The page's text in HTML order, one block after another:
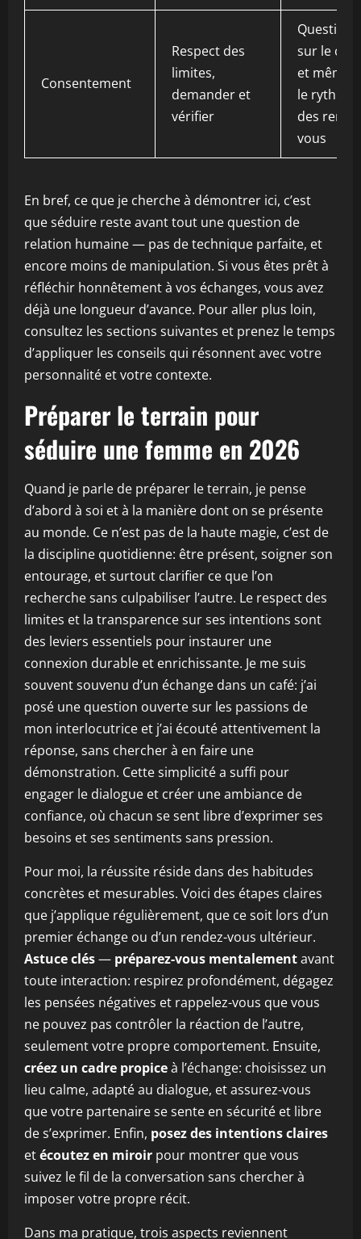
Consentement
Respect des
limites,
demander et
vérifier
sur le
et même
le rythme
des
vous
En bref, ce que je cherche à démontrer ici, c’est
que séduire reste avant tout une question de
relation humaine — pas de technique parfaite, et
encore moins de manipulation. Si vous êtes prêt à
réfléchir honnêtement à vos échanges, vous avez
déjà une longueur d’avance. Pour aller plus loin,
consultez les sections suivantes et prenez le temps
d’appliquer les conseils qui résonnent avec votre
personnalité et votre contexte.
Préparer le terrain pour
séduire une femme en 2026
Quand je parle de préparer le terrain, je pense
d’abord à soi et à la manière dont on se présente
au monde. Ce n’est pas de la haute magie, c’est de
la discipline quotidienne: être présent, soigner son
entourage, et surtout clarifier ce que l’on
recherche sans culpabiliser l’autre. Le respect des
limites et la transparence sur ses intentions sont
des leviers essentiels pour instaurer une
connexion durable et enrichissante. Je me suis
souvent souvenu d’un échange dans un café: j’ai
posé une question ouverte sur les passions de
mon interlocutrice et j’ai écouté attentivement la
réponse, sans chercher à en faire une
démonstration. Cette simplicité a suffi pour
engager le dialogue et créer une ambiance de
confiance, où chacun se sent libre d’exprimer ses
besoins et ses sentiments sans pression.
Pour moi, la réussite réside dans des habitudes
concrètes et mesurables. Voici des étapes claires
que j’applique régulièrement, que ce soit lors d’un
premier échange ou d’un rendez-vous ultérieur.
Astuce clés— préparez-vous mentalementavant
toute interaction: respirez profondément, dégagez
les pensées négatives et rappelez-vous que vous
ne pouvez pas contrôler la réaction de l’autre,
seulement votre propre comportement. Ensuite,
créez un cadre propiceà l’échange: choisissez un
lieu calme, adapté au dialogue, et assurez-vous
que votre partenaire se sente en sécurité et libre
de s’exprimer. Enfin, posez des intentions claires
etécoutez en miroir pour montrer que vous
suivez le fil de la conversation sans chercher à
imposer votre propre récit.
Dans ma pratique, trois aspects reviennent